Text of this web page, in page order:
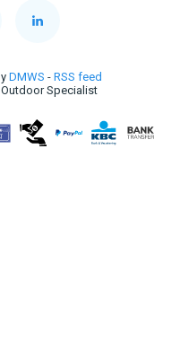
DMWS - RSS feed
Specialist